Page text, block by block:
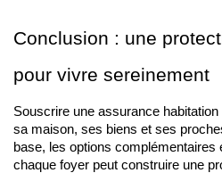
Conclusion : une
pour vivre sereinement
Souscrire une assurance habitation
sa maison, ses biens et ses
base, les options complémentaires
chaque foyer peut construire une